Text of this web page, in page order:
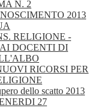
N. 2
2013
RELIGIONE -
DOCENTI DI
RICORSI PER
dello scatto 2013
27